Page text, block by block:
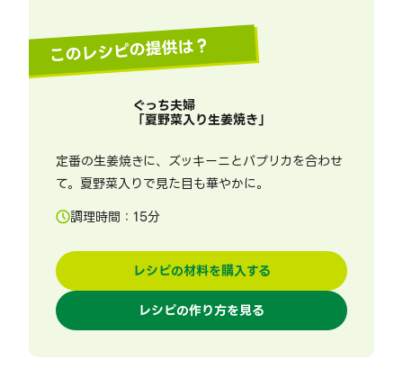
このレシピの提供は？
ぐっち夫婦
「夏野菜入り生姜焼き」
定番の生姜焼きに、ズッキーニとパプリカを合わせ
て。夏野菜入りで見た目も華やかに。
調理時間： 15分
レシピの材料を購入する
レシピの作り方を見る